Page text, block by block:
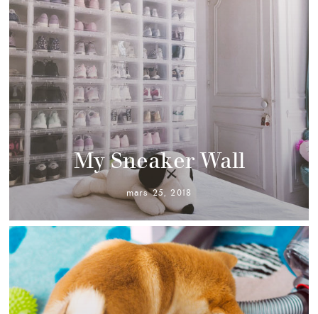
My Sneaker Wall
mars 25, 2018